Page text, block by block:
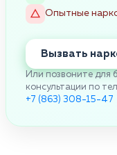
Опытные
Вызвать
Или позвоните для
консультации по
+7 (863) 308-15-47